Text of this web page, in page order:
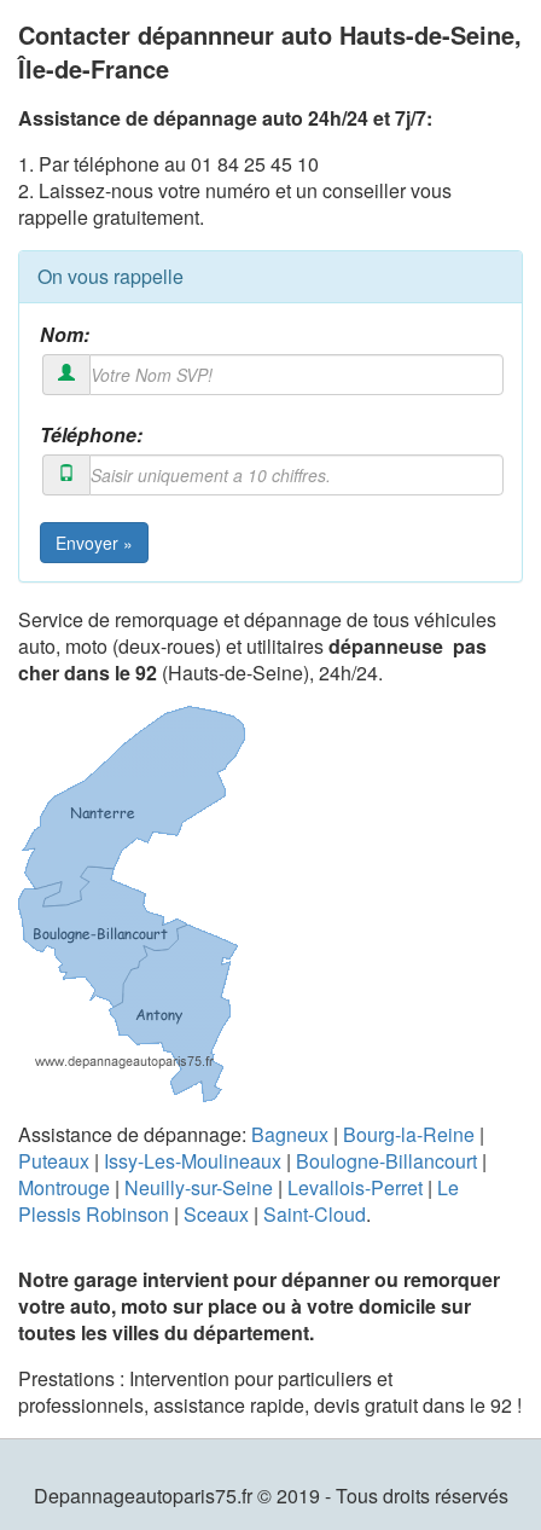
Contacter dépannneur auto Hauts-de-Seine,
Île-de-France
Assistance de dépannage auto 24h/24 et 7j/7:
1. Par téléphone au 01 84 25 45 10
2. Laissez-nous votre numéro et un conseiller vous
rappelle gratuitement.
On vous rappelle
Nom:
Téléphone:
Envoyer »
Service de remorquage et dépannage de tous véhicules
auto, moto (deux-roues) et utilitairesdépanneuse pas
cher dans le 92 (Hauts-de-Seine), 24h/24.
Assistance de dépannage: Bagneux | Bourg-la-Reine |
Puteaux | Issy-Les-Moulineaux | Boulogne-Billancourt |
Montrouge | Neuilly-sur-Seine | Levallois-Perret | Le
Plessis Robinson | Sceaux | Saint-Cloud.
Notre garage intervient pour dépanner ou remorquer
votre auto, moto sur place ou à votre domicile sur
toutes les villes du département.
Prestations : Intervention pour particuliers et
professionnels, assistance rapide, devis gratuit dans le 92 !
Depannageautoparis75.fr © 2019 - Tous droits réservés